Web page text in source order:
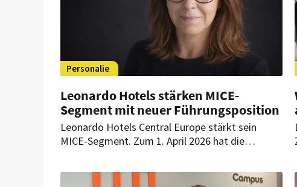
Personalie
Leonardo Hotels stärken MICE-
Segment mit neuer Führungsposition
Leonardo Hotels Central Europe stärkt sein
MICE-Segment. Zum 1. April 2026 hat die
Europe geschaffen. Eine erfahrene
Branchenexpertin kehrt dafür ins Unternehmen